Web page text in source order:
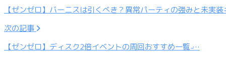
【ゼンゼロ】バーニスは引くべき？異常パーティの強みと未実
次の記事
【ゼンゼロ】ディスク2倍イベントの周回おすすめ一覧 ̵…